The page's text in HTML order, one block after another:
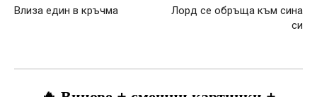
Влиза един в кръчма
Лорд се обръща към сина
си